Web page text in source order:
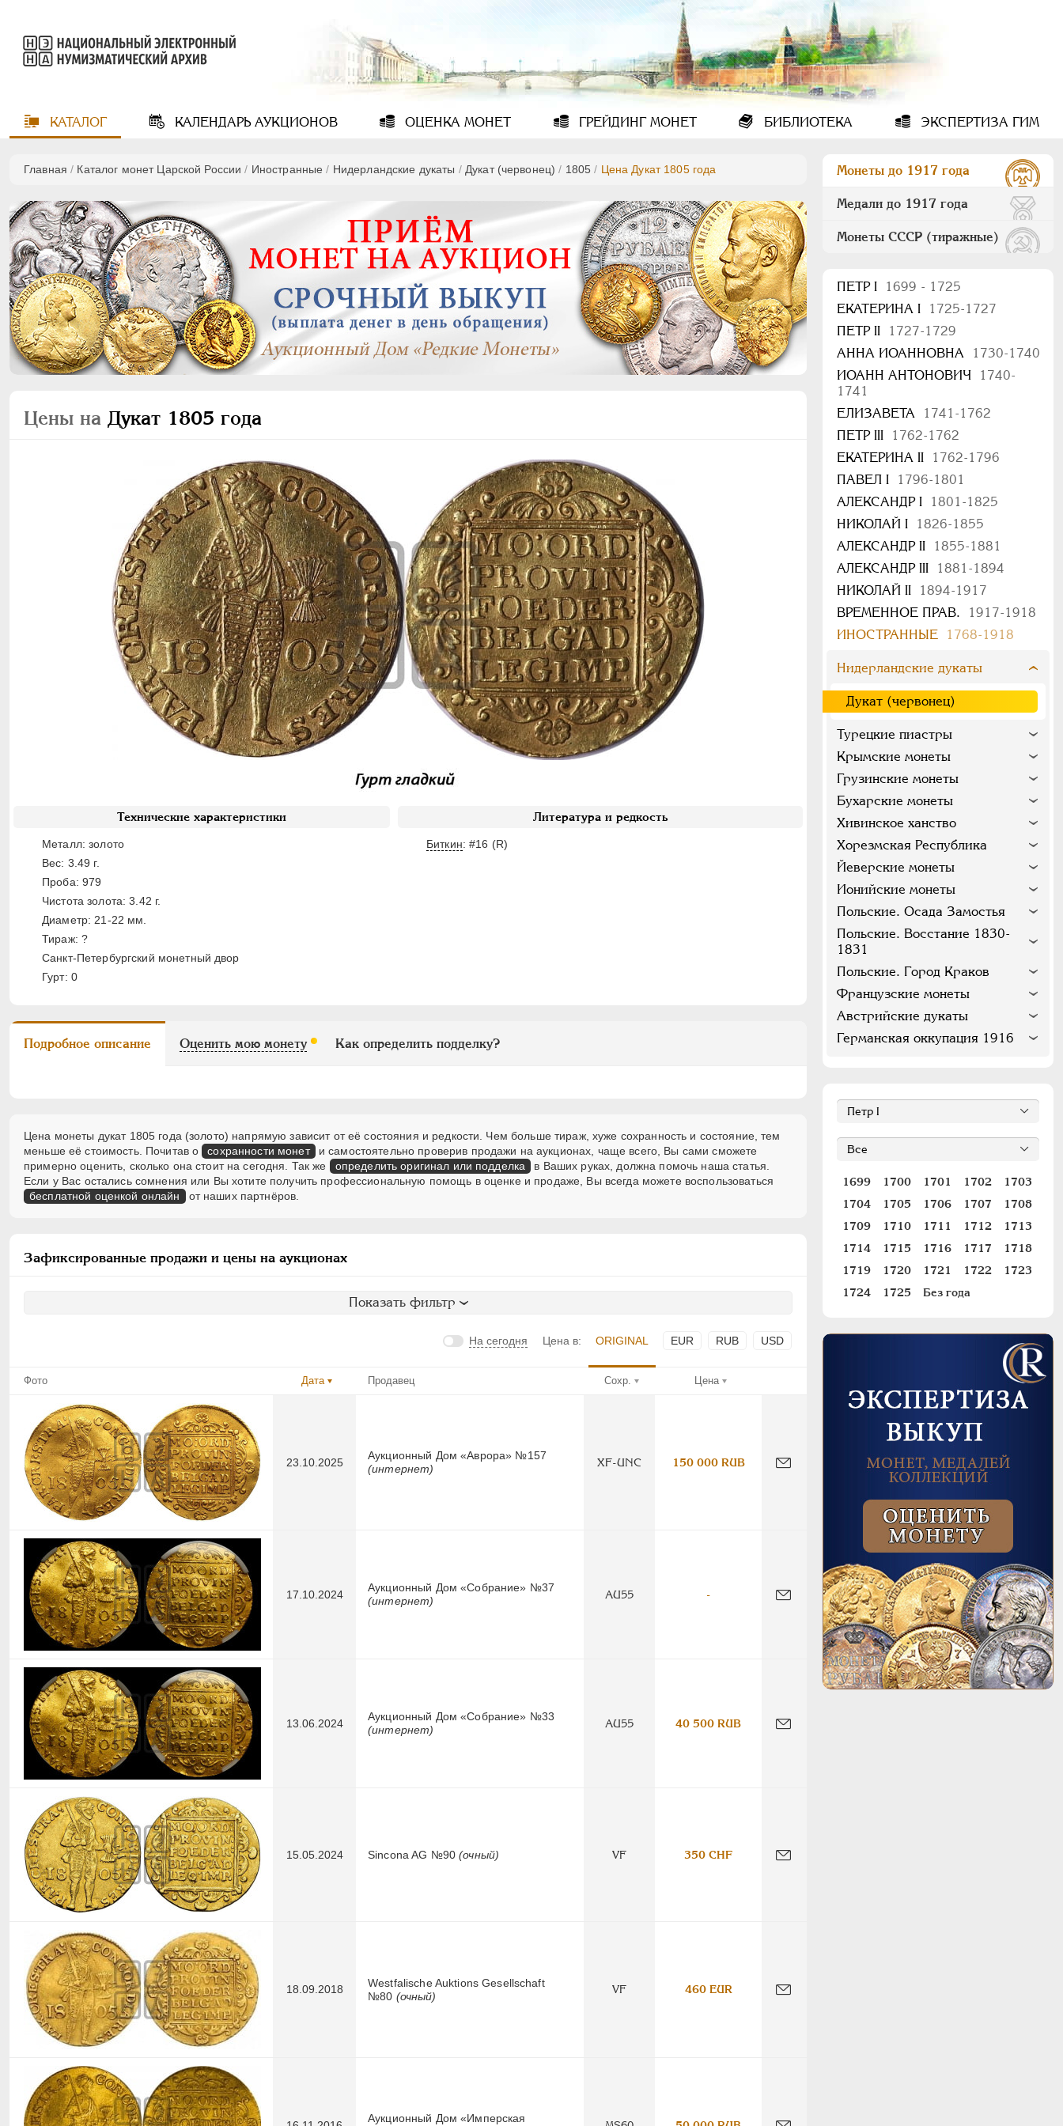
КАТАЛОГ КАЛЕНДАРЬАУКЦИОНОВ ОЦЕНКА МОНЕТ ГРЕЙДИНГМОНЕТ БИБЛИОТЕКА ЭКСПЕРТИЗА ГИМ
Главная / Каталог монет Царской России / Иностранные / Нидерландские дукаты / Дукат (червонец) / 1805 / Цена Дукат 1805 года
Цены на Дукат 1805 года
Технические характеристики
Металл: золото
Вес: 3.49 г.
Проба: 979
Чистота золота: 3.42 г.
Диаметр: 21-22 мм.
Тираж: ?
Санкт-Петербургский монетный двор
Гурт: 0
Литература и редкость
Биткин: #16 (R)
Подробное описание Оценить мою монету Как определить подделку?
Цена монеты дукат 1805 года (золото) напрямую зависит от её состояния и редкости. Чем больше тираж, хуже сохранность и состояние, тем
меньше её стоимость. Почитав о сохранности монет и самостоятельно проверив продажи на аукционах, чаще всего, Вы сами сможете
примерно оценить, сколько она стоит на сегодня. Так же
определить оригинал или подделка
в Ваших руках, должна помочь наша статья.
Если у Вас остались сомнения или Вы хотите получить профессиональную помощь в оценке и продаже, Вы всегда можете воспользоваться
бесплатной оценкой онлайн от наших партнёров.
Зафиксированные продажи и цены на аукционах
Показать фильтр
На сегодня Цена в: ORIGINAL EUR RUB USD
Фото Дата Продавец Сохр. Цена
23.10.2025
Аукционный Дом «Аврора» №157
(интернет)
XF-UNC 150 000 RUB
17.10.2024
Аукционный Дом «Собрание» №37
(интернет)
AU55 -
13.06.2024
Аукционный Дом «Собрание» №33
(интернет)
AU55 40 500 RUB
15.05.2024 Sincona AG №90(очный) VF 350 CHF
18.09.2018
Westfalische Auktions Gesellschaft
№80 (очный)
VF 460 EUR
Аукционный Дом «Имперская
Монеты до 1917 года
Медали до 1917 года
Монеты СССР (тиражные)
ПEТР I
1699 - 1725
ЕКАТЕРИНА I
1725-1727
ПЕТР II
1727-1729
АННА ИОАННОВНА
1730-1740
ИОАНН АНТОНОВИЧ
1740-
1741
ЕЛИЗАВЕТА
1741-1762
ПЕТР III
1762-1762
ЕКАТЕРИНА II
1762-1796
ПАВЕЛ I
1796-1801
АЛЕКСАНДР I
1801-1825
НИКОЛАЙ I
1826-1855
АЛЕКСАНДР II
1855-1881
АЛЕКСАНДР III
1881-1894
НИКОЛАЙ II
1894-1917
ВРЕМЕННОЕ ПРАВ.
1917-1918
ИНОСТРАННЫЕ
1768-1918
Нидерландские дукаты
Дукат (червонец)
Турецкие пиастры
Крымские монеты
Грузинские монеты
Бухарские монеты
Хивинское ханство
Хорезмская Республика
Йеверские монеты
Ионийские монеты
Польские. Осада Замостья
Польские. Восстание 1830-
1831
Польские. Город Краков
Французские монеты
Австрийские дукаты
Германская оккупация 1916
1699 1700 1701 1702
1703
1704
1705 1706 1707
1708
1709
1710 1711 1712
1713
1714
1715 1716 1717
1718
1719
1720 1721 1722
1723
1724
1725 Без года